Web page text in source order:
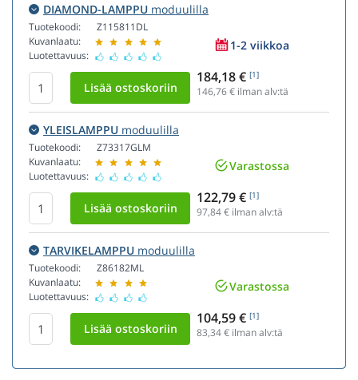
DIAMOND-LAMPPU moduulilla
Tuotekoodi:
Kuvanlaatu:
Luotettavuus:
Z115811DL
1-2 viikkoa
184,18 € [1]
146,76€ ilman alv:tä
YLEISLAMPPU moduulilla
Tuotekoodi:
Kuvanlaatu:
Luotettavuus:
Z73317GLM
Varastossa
122,79 € [1]
97,84€ ilman alv:tä
TARVIKELAMPPU moduulilla
Tuotekoodi:
Kuvanlaatu:
Luotettavuus:
Z86182ML
Varastossa
104,59 € [1]
83,34€ ilman alv:tä